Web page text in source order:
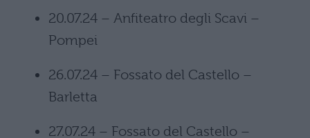
20.07.24 – Anfiteatro degli Scavi –
Pompei
26.07.24 – Fossato del Castello –
Barletta
27.07.24 – Fossato del Castello –